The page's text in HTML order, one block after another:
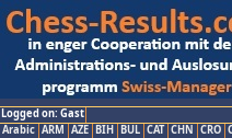
Logged on: Gast
Arabic ARM AZE BIH BUL CAT CHN CRO